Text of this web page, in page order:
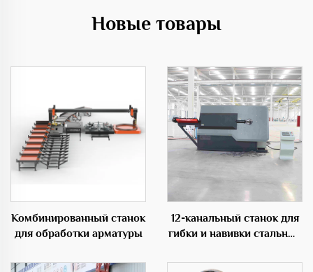
Новые товары
Комбинированный станок
для обработки арматуры
12-канальный станок для
гибки и навивки стальных